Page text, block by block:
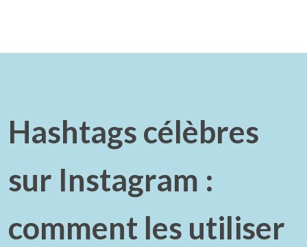
Hashtags célèbres
sur Instagram :
comment les utiliser